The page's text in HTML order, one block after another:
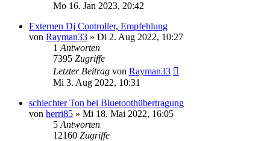
Mo 16. Jan 2023, 20:42
Externen Dj Controller, Empfehlung
von Rayman33 » Di 2. Aug 2022, 10:27
1 Antworten
7395 Zugriffe
Letzter Beitrag von Rayman33
Mi 3. Aug 2022, 10:31
schlechter Ton bei Bluetoothübertragung
von herri85 » Mi 18. Mai 2022, 16:05
5 Antworten
12160 Zugriffe